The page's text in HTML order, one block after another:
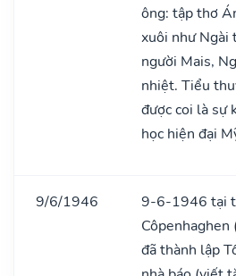
ông: tập thơ
xuôi như Ngài
người Mais,
nhiệt. Tiểu
được coi là sự
học hiện đại
9/6/1946
9-6-1946 tại
đã thành lập